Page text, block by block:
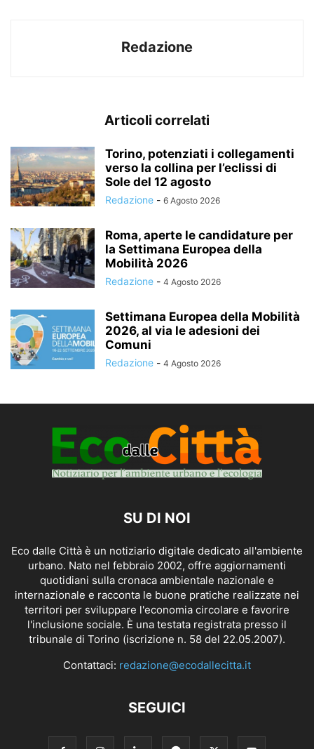
Redazione
Articoli correlati
Torino, potenziati i collegamenti
verso la collina per l’eclissi di
Sole del 12 agosto
Redazione - 6 Agosto 2026
Roma, aperte le candidature per
la Settimana Europea della
Mobilità 2026
Redazione - 4 Agosto 2026
Settimana Europea della Mobilità
2026, al via le adesioni dei
Comuni
Redazione - 4 Agosto 2026
SU DI NOI
Eco dalle Città è un notiziario digitale dedicato all'ambiente
urbano. Nato nel febbraio 2002, offre aggiornamenti
quotidiani sulla cronaca ambientale nazionale e
internazionale e racconta le buone pratiche realizzate nei
territori per sviluppare l'economia circolare e favorire
l'inclusione sociale. È una testata registrata presso il
tribunale di Torino (iscrizione n. 58 del 22.05.2007).
Contattaci: redazione@ecodallecitta.it
SEGUICI